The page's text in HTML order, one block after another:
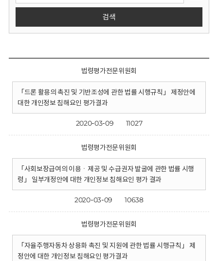
검색
법령평가전문위원회
「드론 활용의 촉진 및 기반조성에 관한 법률 시행규칙」 제정안에
대한 개인정보 침해요인 평가결과
2020-03-09 11027
법령평가전문위원회
「사회보장급여의 이용ㆍ제공 및 수급권자 발굴에 관한 법률 시행
령」 일부개정안에 대한 개인정보 침해요인 평가 결과
2020-03-09 10638
법령평가전문위원회
「자율주행자동차 상용화 촉진 및 지원에 관한 법률 시행규칙」 제
정안에 대한 개인정보 침해요인 평가결과